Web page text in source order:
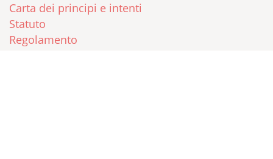
Carta dei principi e intenti
Statuto
Regolamento